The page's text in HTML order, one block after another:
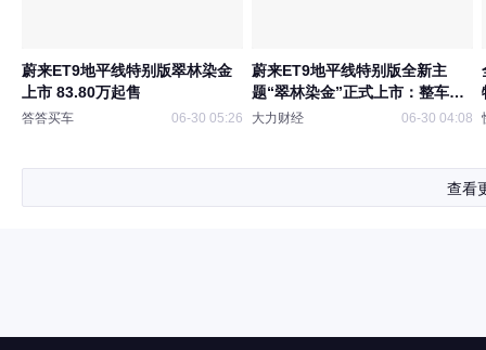
蔚来ET9地平线特别版翠林染金
上市 83.80万起售
答答买车 06-30 05:26
蔚来ET9地平线特别版全新主
题“翠林染金”正式上市：整车售
价83.8万元起，全球限量99台
大力财经 06-30 04:08
查看